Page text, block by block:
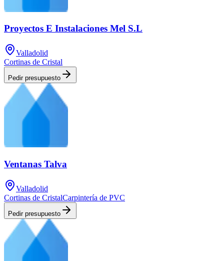
Proyectos E Instalaciones Mel S.L
Valladolid
Cortinas de Cristal
Pedir presupuesto
Ventanas Talva
Valladolid
Cortinas de CristalCarpintería de PVC
Pedir presupuesto